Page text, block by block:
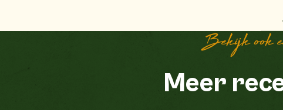
Bekijk ook
Meer